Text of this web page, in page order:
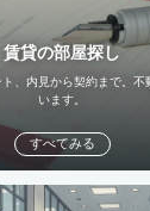
賃貸の部屋探し
、内見から契約まで。
います。
すべてみる